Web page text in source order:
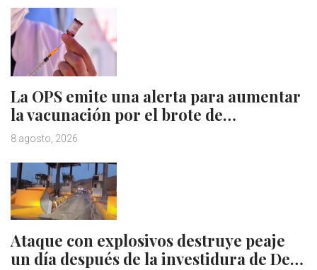
La OPS emite una alerta para aumentar
la vacunación por el brote de…
8 agosto, 2026
Ataque con explosivos destruye peaje
un día después de la investidura de De…